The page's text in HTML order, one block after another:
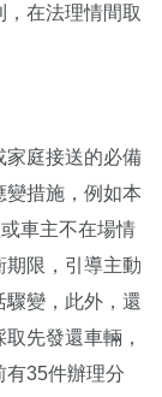
在法理情間取
家庭接送的必備
變措施，例如本
車主不在場情
期限，引導主動
驟變，此外，還
先發還車輛，
有35件辦理分